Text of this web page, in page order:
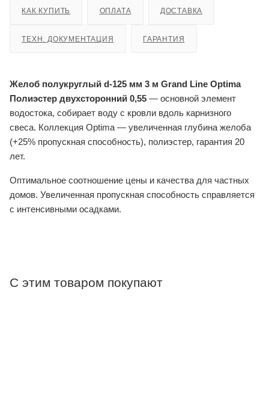
КАК КУПИТЬ ОПЛАТА ДОСТАВКА
ТЕХН. ДОКУМЕНТАЦИЯ ГАРАНТИЯ
Желоб полукруглый d-125 мм 3 м Grand Line Optima
Полиэстер двухсторонний 0,55 — основной элемент
водостока, собирает воду с кровли вдоль карнизного
свеса. Коллекция Optima — увеличенная глубина желоба
(+25% пропускная способность), полиэстер, гарантия 20
лет.
Оптимальное соотношение цены и качества для частных
домов. Увеличенная пропускная способность справляется
с интенсивными осадками.
С этим товаром покупают